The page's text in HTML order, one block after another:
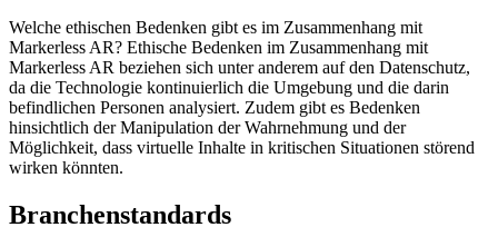
Welche ethischen Bedenken gibt es im Zusammenhang mit
Markerless AR? Ethische Bedenken im Zusammenhang mit
Markerless AR beziehen sich unter anderem auf den Datenschutz,
da die Technologie kontinuierlich die Umgebung und die darin
befindlichen Personen analysiert. Zudem gibt es Bedenken
hinsichtlich der Manipulation der Wahrnehmung und der
Möglichkeit, dass virtuelle Inhalte in kritischen Situationen störend
wirken könnten.
Branchenstandards